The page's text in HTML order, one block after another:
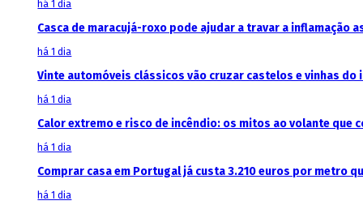
há 1 dia
Casca de maracujá-roxo pode ajudar a travar a inflamação
há 1 dia
Vinte automóveis clássicos vão cruzar castelos e vinhas
há 1 dia
Calor extremo e risco de incêndio: os mitos ao volante que
há 1 dia
Comprar casa em Portugal já custa 3.210 euros por metro
há 1 dia